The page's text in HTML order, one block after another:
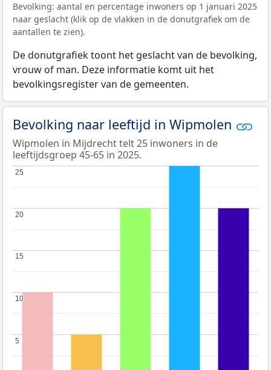
Bevolking: aantal en percentage inwoners op 1 januari 2025
naar geslacht (klik op de vlakken in de donutgrafiek om de
aantallen te zien).
De donutgrafiek toont het geslacht van de bevolking,
vrouw of man. Deze informatie komt uit het
bevolkingsregister van de gemeenten.
Bevolking naar leeftijd in Wipmolen
Wipmolen in Mijdrecht telt 25 inwoners in de
leeftijdsgroep 45-65 in 2025.
5
5
10
10
15
15
20
20
25
25